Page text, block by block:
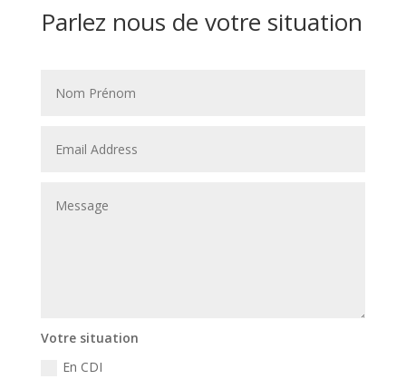
Parlez nous de votre situation
Votre situation
En CDI